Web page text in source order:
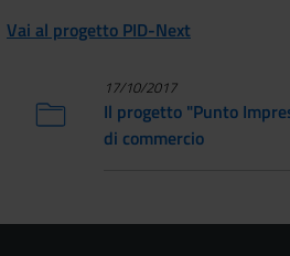
Vai al progetto PID-Next
17/10/2017
Il progetto "Punto
di commercio